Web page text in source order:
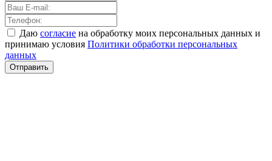
Даю согласие на обработку моих персональных данных и
принимаю условия Политики обработки персональных
данных
Отправить